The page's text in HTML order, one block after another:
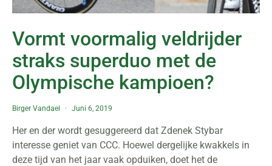
Vormt voormalig veldrijder
straks superduo met de
Olympische kampioen?
Birger Vandael Juni 6, 2019
Her en der wordt gesuggereerd dat Zdenek Stybar
interesse geniet van CCC. Hoewel dergelijke kwakkels in
deze tijd van het jaar vaak opduiken, doet het de